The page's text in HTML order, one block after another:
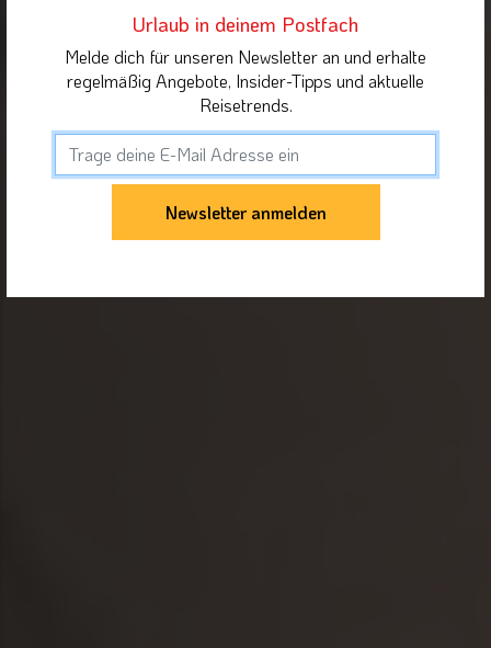
Urlaub in deinem Postfach
Melde dich für unseren Newsletter an und erhalte
regelmäßig Angebote, Insider-Tipps und aktuelle
Reisetrends.